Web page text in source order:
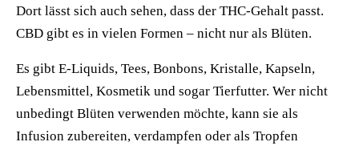
Dort lässt sich auch sehen, dass der THC-Gehalt passt.
CBD gibt es in vielen Formen – nicht nur als Blüten.
Es gibt E-Liquids, Tees, Bonbons, Kristalle, Kapseln,
Lebensmittel, Kosmetik und sogar Tierfutter. Wer nicht
unbedingt Blüten verwenden möchte, kann sie als
Infusion zubereiten, verdampfen oder als Tropfen